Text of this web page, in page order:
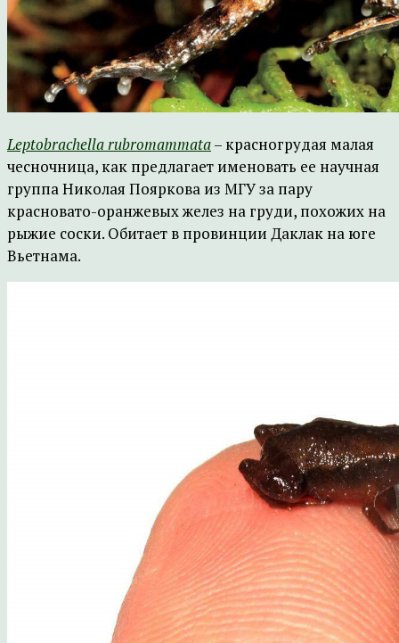
Leptobrachella rubromammata– красногрудая малая
чесночница, как предлагает именовать ее научная
группа Николая Пояркова из МГУ за пару
красновато-оранжевых желез на груди, похожих на
рыжие соски. Обитает в провинции Даклак на юге
Вьетнама.